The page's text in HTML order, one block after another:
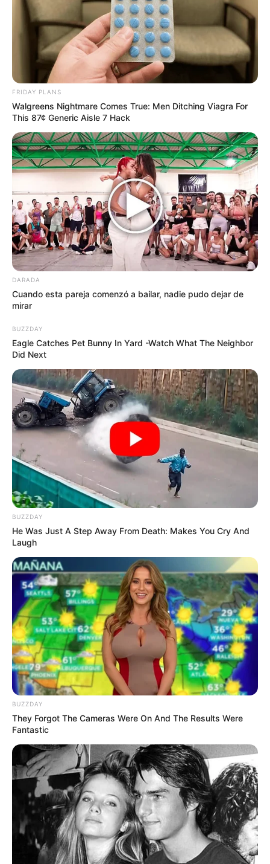
Elvello púbicoes una parte natural del cuerpo
humano que juega un papel importante en la
protección de las áreas genitales. Sin embargo,
muchas personas optan por
eliminarloo
recortarlo
por razones estéticas o de comodidad.
En este artículo, exploraremos las diferentes
opciones deeliminación del vello púbico
costos, y compararemos los resultados de cada
método.
Métodos de Eliminación del Vello Púbico
FRIDAY PLANS
Walgreens Nightmare Comes True: Men Ditching Viagra For
This 87¢ Generic Aisle 7 Hack
DARADA
Cuando esta pareja comenzó a bailar, nadie pudo dejar de
mirar
BUZZDAY
Eagle Catches Pet Bunny In Yard -Watch What The Neighbor
Did Next
BUZZDAY
He Was Just A Step Away From Death: Makes You Cry And
Laugh
BUZZDAY
They Forgot The Cameras Were On And The Results Were
Fantastic